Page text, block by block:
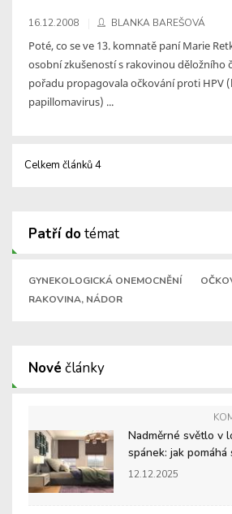
16.12.2008 BLANKA BAREŠOVÁ
Poté, co se ve 13. komnatě paní Marie
osobní zkušeností s rakovinou děložního
pořadu propagovala očkování proti HPV
papillomavirus) ...
Celkem článků 4
Patří dotémat
GYNEKOLOGICKÁ ONEMOCNĚNÍ
RAKOVINA, NÁDOR
Nové články
Nadměrné světlo v
spánek: jak pomáhá
12.12.2025